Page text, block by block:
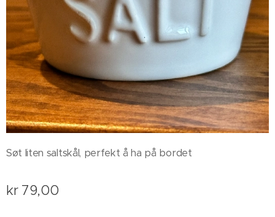
Søt liten saltskål, perfekt å ha på bordet
kr 79,00